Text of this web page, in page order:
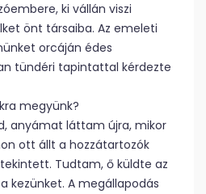
ki vállán viszi
önt társaiba. Az emeleti
orcáján édes
tündéri tapintattal kérdezte
megyünk?
anyámat láttam újra, mikor
ott állt a hozzátartozók
Tudtam, ő küldte az
kezünket. A megállapodás